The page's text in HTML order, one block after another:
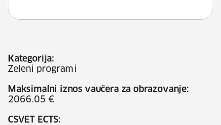
Kategorija:
Zeleni programi
Maksimalni iznos vaučera za obrazovanje:
2066.05 €
CSVET ECTS: